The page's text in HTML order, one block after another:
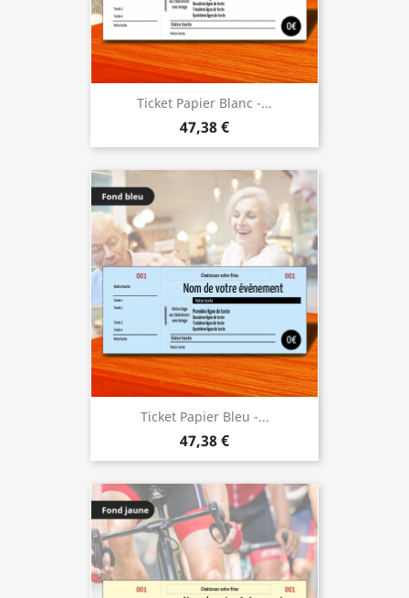
Ticket Papier Blanc -...
47,38 €
Ticket Papier Bleu -...
47,38 €